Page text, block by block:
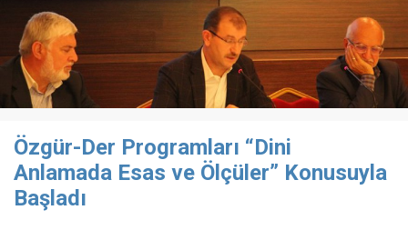
Özgür-Der Programları “Dini
Anlamada Esas ve Ölçüler” Konusuyla
Başladı